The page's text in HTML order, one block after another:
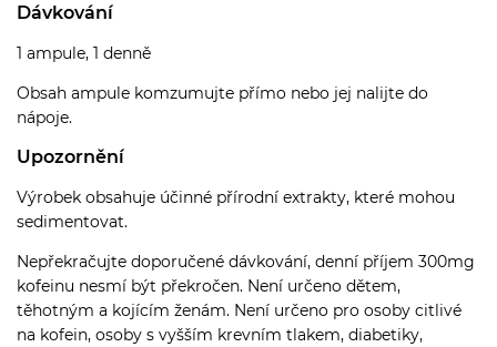
Dávkování
1 ampule, 1 denně
Obsah ampule komzumujte přímo nebo jej nalijte do
nápoje.
Upozornění
Výrobek obsahuje účinné přírodní extrakty, které mohou
sedimentovat.
Nepřekračujte doporučené dávkování, denní příjem 300mg
kofeinu nesmí být překročen. Není určeno dětem,
těhotným a kojícím ženám. Není určeno pro osoby citlivé
na kofein, osoby s vyšším krevním tlakem, diabetiky,